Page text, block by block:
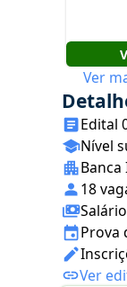
Ver
Edital
Nível
18
Prova
Ver